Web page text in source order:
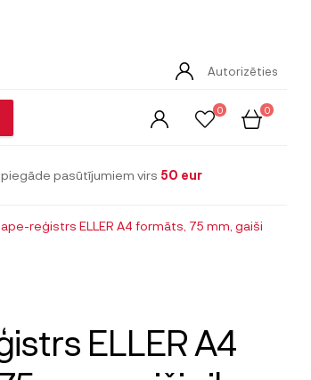
Autorizēties
0 0
pasūtījumiem virs 50 eur
reģistrs ELLER A4 formāts, 75 mm, gaiši
ELLER A4